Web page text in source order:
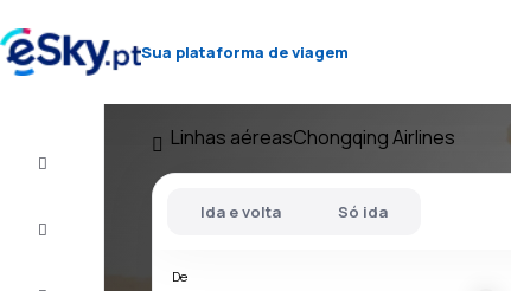
Sua plataforma de viagem
Linhas aéreasChongqing Airlines
Ida e volta Só ida
De